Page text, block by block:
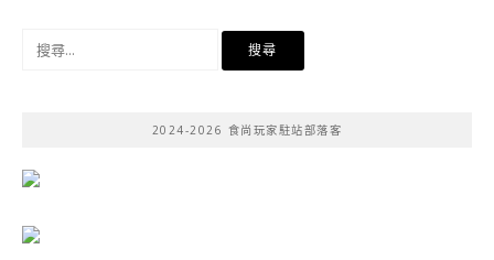
2024-2026 食尚玩家駐站部落客